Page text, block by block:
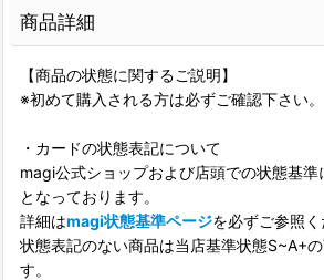
商品詳細
【商品の状態に関するご説明】
※初めて購入される方は必ずご確認下さい。
・カードの状態表記について
magi公式ショップおよび店頭での状態基
となっております。
詳細はmagi状態基準ページを必ずご参照く
状態表記のない商品は当店基準状態S~A+
す。